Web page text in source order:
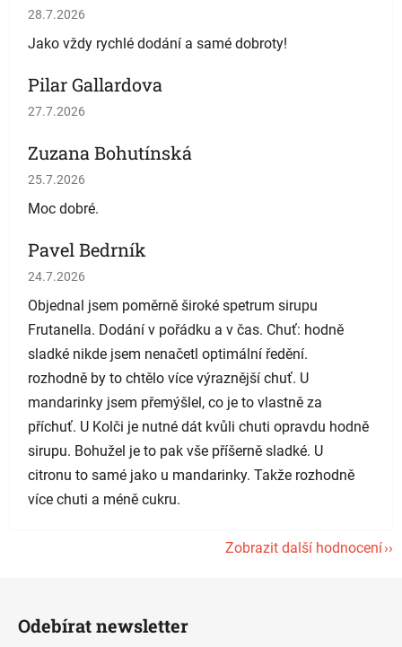
Hodnocení obchodu je 5 z 5 hvězdiček.
28.7.2026
Jako vždy rychlé dodání a samé dobroty!
Pilar Gallardova
Hodnocení obchodu je 5 z 5 hvězdiček.
27.7.2026
Zuzana Bohutínská
Hodnocení obchodu je 5 z 5 hvězdiček.
25.7.2026
Moc dobré.
Pavel Bedrník
Hodnocení obchodu je 5 z 5 hvězdiček.
24.7.2026
Objednal jsem poměrně široké spetrum sirupu
Frutanella. Dodání v pořádku a v čas. Chuť: hodně
sladké nikde jsem nenačetl optimální ředění.
rozhodně by to chtělo více výraznější chuť. U
mandarinky jsem přemýšlel, co je to vlastně za
příchuť. U Kolči je nutné dát kvůli chuti opravdu hodně
sirupu. Bohužel je to pak vše příšerně sladké. U
citronu to samé jako u mandarinky. Takže rozhodně
více chuti a méně cukru.
Zobrazit další hodnocení
Odebírat newsletter